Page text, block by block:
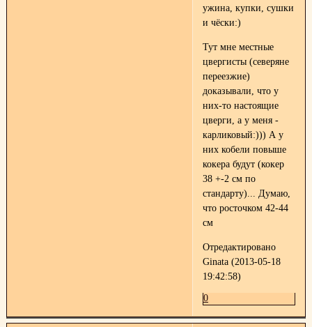
ужина, купки, сушки
и чёски:)
Тут мне местные
цвергисты (северяне
переезжие)
доказывали, что у
них-то настоящие
цверги, а у меня -
карликовый:))) А у
них кобели повыше
кокера будут (кокер
38 +-2 см по
стандарту)... Думаю,
что росточком 42-44
см
Отредактировано
Ginata (2013-05-18
19:42:58)
0